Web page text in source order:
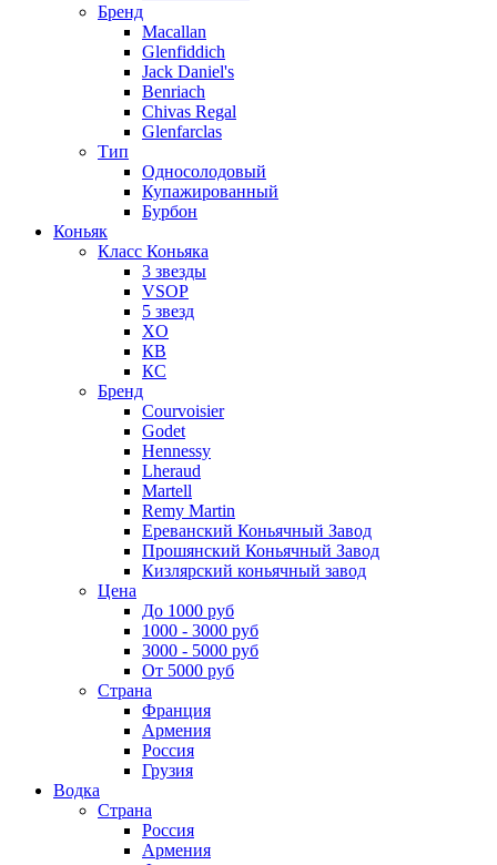
Бренд
Macallan
Glenfiddich
Jack Daniel's
Benriach
Chivas Regal
Glenfarclas
Тип
Односолодовый
Купажированный
Бурбон
Коньяк
Класс Коньяка
3 звезды
VSOP
5 звезд
XO
КВ
КС
Бренд
Courvoisier
Godet
Hennessy
Lheraud
Martell
Remy Martin
Ереванский Коньячный Завод
Прошянский Коньячный Завод
Кизлярский коньячный завод
Цена
До 1000 руб
1000 - 3000 руб
3000 - 5000 руб
От 5000 руб
Страна
Франция
Армения
Россия
Грузия
Водка
Страна
Россия
Армения